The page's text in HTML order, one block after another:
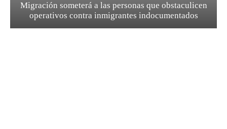
Migración someterá a las personas que obstaculicen
operativos contra inmigrantes indocumentados